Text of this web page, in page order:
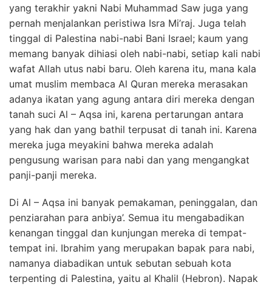
yang terakhir yakni Nabi Muhammad Saw juga yang
pernah menjalankan peristiwa Isra Mi’raj. Juga telah
tinggal di Palestina nabi-nabi Bani Israel; kaum yang
memang banyak dihiasi oleh nabi-nabi, setiap kali nabi
wafat Allah utus nabi baru. Oleh karena itu, mana kala
umat muslim membaca Al Quran mereka merasakan
adanya ikatan yang agung antara diri mereka dengan
tanah suci Al – Aqsa ini, karena pertarungan antara
yang hak dan yang bathil terpusat di tanah ini. Karena
mereka juga meyakini bahwa mereka adalah
pengusung warisan para nabi dan yang mengangkat
panji-panji mereka.
Di Al – Aqsa ini banyak pemakaman, peninggalan, dan
penziarahan para anbiya’. Semua itu mengabadikan
kenangan tinggal dan kunjungan mereka di tempat-
tempat ini. Ibrahim yang merupakan bapak para nabi,
namanya diabadikan untuk sebutan sebuah kota
terpenting di Palestina, yaitu al Khalil (Hebron). Napak